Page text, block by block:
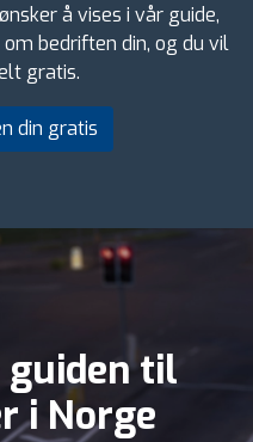
å vises i vår guide,
bedriften din, og du vil
gratis.
din gratis
guiden til
i Norge